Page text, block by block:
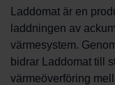
Laddomat är en
laddningen av
värmesystem.
bidrar Laddomat till
värmeöverföring